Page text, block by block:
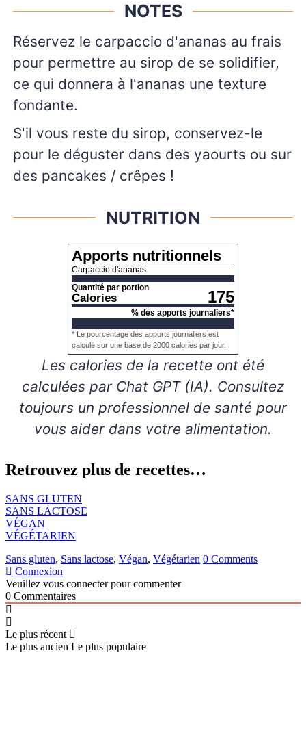
NOTES
Réservez le carpaccio d'ananas au frais
pour permettre au sirop de se solidifier,
ce qui donnera à l'ananas une texture
fondante.
S'il vous reste du sirop, conservez-le
pour le déguster dans des yaourts ou sur
des pancakes / crêpes !
NUTRITION
Apports nutritionnels
Carpaccio d'ananas
Quantité par portion
Calories 175
% des apports journaliers*
* Le pourcentage des apports journaliers est
calculé sur une base de 2000 calories par jour.
Les calories de la recette ont été
calculées par Chat GPT (IA). Consultez
toujours un professionnel de santé pour
vous aider dans votre alimentation.
Retrouvez plus de recettes…
SANS GLUTEN
SANS LACTOSE
VÉGAN
VÉGÉTARIEN
Sans gluten, Sans lactose, Végan, Végétarien 0 Comments
Connexion
Veuillez vous connecter pour commenter
0 Commentaires
Le plus récent
Le plus ancien Le plus populaire